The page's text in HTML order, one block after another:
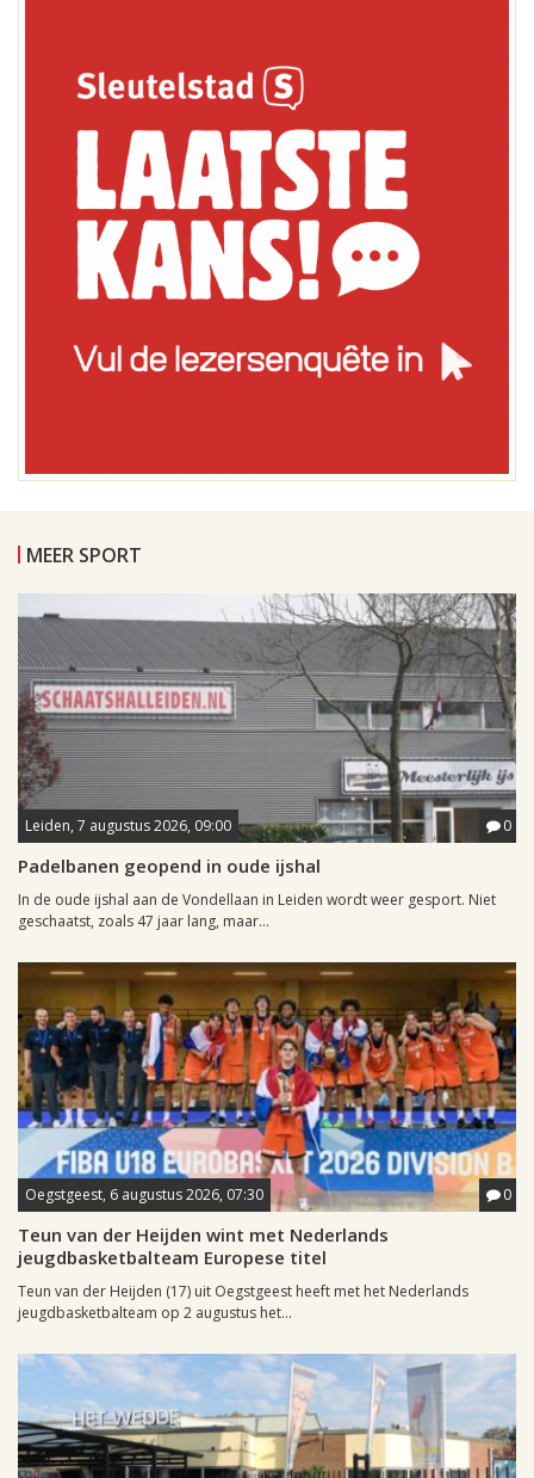
MEER SPORT
Leiden, 7 augustus 2026, 09:00 0
Padelbanen geopend in oude ijshal
In de oude ijshal aan de Vondellaan in Leiden wordt weer gesport. Niet
geschaatst, zoals 47 jaar lang, maar...
Oegstgeest, 6 augustus 2026, 07:30 0
Teun van der Heijden wint met Nederlands
jeugdbasketbalteam Europese titel
Teun van der Heijden (17) uit Oegstgeest heeft met het Nederlands
jeugdbasketbalteam op 2 augustus het...